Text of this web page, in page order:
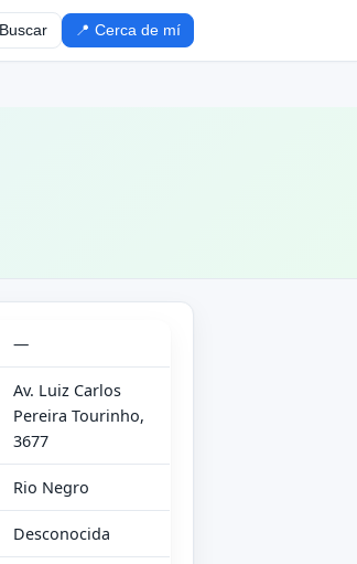
Buscar 📍 Cerca de mí
—
Av. Luiz Carlos
Pereira Tourinho,
3677
Rio Negro
Desconocida